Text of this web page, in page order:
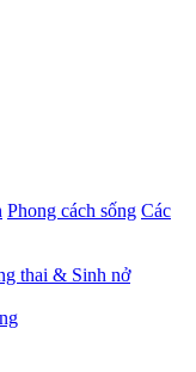
Phong cách sống Các
thai & Sinh nở